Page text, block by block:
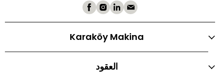
Karaköy Makina
العقود